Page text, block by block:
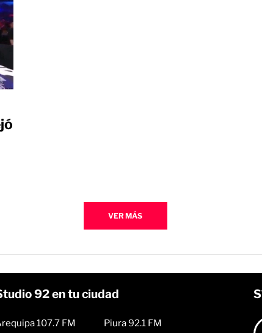
VER MÁS
92 en tu ciudad
107.7 FM Piura 92.1 FM